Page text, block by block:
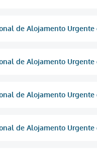
de Alojamento Urgente
de Alojamento Urgente
de Alojamento Urgente
de Alojamento Urgente